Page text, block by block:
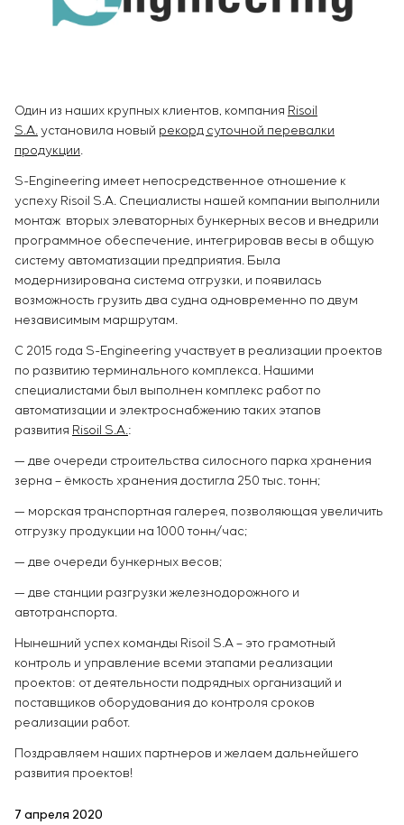
заказчика
Индивидуальная разработка и испытания
щитового оборудования
управления
Разработка специальных алгоритмов
Разработка систем управления
Энергоаудит
Инфраструктура
Химическая промышленность
Вакансии
КОНТАКТЫ
Один из наших крупных клиентов, компания Risoil
S.A.установила новый рекорд суточной перевалки
продукции.
S-Engineering имеет непосредственное отношение к
успеху Risoil S.A. Специалисты нашей компании выполнили
монтаж вторых элеваторных бункерных весов и внедрили
программное обеспечение, интегрировав весы в общую
систему автоматизации предприятия. Была
модернизирована система отгрузки, и появилась
возможность грузить два судна одновременно по двум
независимым маршрутам.
С 2015 года S-Engineering участвует в реализации проектов
по развитию терминального комплекса. Нашими
специалистами был выполнен комплекс работ по
автоматизации и электроснабжению таких этапов
развития Risoil S.A.:
— две очереди строительства силосного парка хранения
зерна – ёмкость хранения достигла 250 тыс. тонн;
— морская транспортная галерея, позволяющая увеличить
отгрузку продукции на 1000 тонн/час;
— две очереди бункерных весов;
— две станции разгрузки железнодорожного и
автотранспорта.
Нынешний успех команды Risoil S.A – это грамотный
контроль и управление всеми этапами реализации
проектов: от деятельности подрядных организаций и
поставщиков оборудования до контроля сроков
реализации работ.
Поздравляем наших партнеров и желаем дальнейшего
развития проектов!
7 апреля 2020